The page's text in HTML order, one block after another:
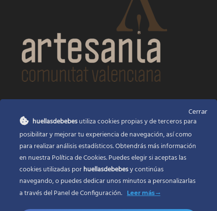
Huellas de bebés
Santa Ana, 22Alcasser Valencia 46290
625 120 591
info@huellasdebebes.com
Cerrar
huellasdebebesutiliza cookies propias y de terceros para
posibilitar y mejorar tu experiencia de navegación, así como
para realizar análisis estadísticos. Obtendrás más información
en nuestra Política de Cookies. Puedes elegir si aceptas las
cookies utilizadas porhuellasdebebesy continúas
navegando, o puedes dedicar unos minutos a personalizarlas
a través delPanel de Configuración. Leer más